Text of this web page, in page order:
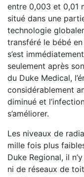
entre 0,003 et 0,01
situé dans une
technologie
transféré le bébé
s’est
seulement après
du Duke Medical,
considérablement
diminué et
s’améliorer.
Les niveaux de
mille fois plus
Duke Regional, il
ni de réseaux de